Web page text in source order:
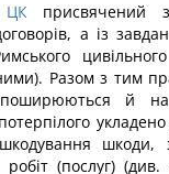
ЦКприсвячений
а із
Разом з тим
поширюються й
шкоди,
робіт (послуг)